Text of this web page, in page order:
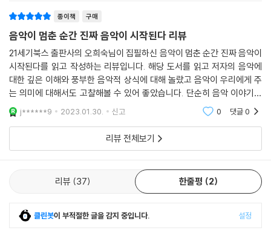
의미가 감각화되고 보이지 않는 것이 가시화되는 지점이며, 자신이 추구하
는 예술의 진정한 의미, 즉 진리로의 다가감이 실현되는 곳이다.
--- p.203
BTS의 '봄날'은 만날 수 없는 너에 대한 그리움을 서정적으로 노래한다. 공
식 뮤직비디오에 등장한 노란 리본을 건 놀이기구, 푸른 바다, 나무에 건 신
발, 아무도 없는 기차 안, 9시 35분을 가리키는 벽시계 등의 여러 장면 때
문인지 이 노래는 세월호 희생자를 기리거나 추모하는 것으로 해석되었다.
BTS는 “말하기 조심스러운 부분이 있다”라면서 “듣는 이의 생각과 관점
에 따라 다르게 보일 수 있기 때문에 감상하는 분들의 해석대로 남겨두고
복되는 서정적 선율은 분명 추모의 마음을 담고 있는 듯하다. BTS는 그동
안 노래와 춤을 통해 사회의 현실과 젊은 이들의 고민에 공감하고 위로와
함께 희망의 메시지를 전해왔는데, '봄날'에서는 세월호에 대한 마음이 노
래 깊숙한 곳에 담겨 있는 듯하다. BTS가 공감대를 폭넓게 형성하고 있는
이 책은 크게 세 부로 구성되어 있다. 1부에서는 드뷔시, 비탈리, 모차르트,
슈베르트, 파가니니 등의 작곡가의 곡들을 통해 모방미학과 감정미학, 또
음악적 시간성과 천재성에 대해 살펴본다. 2부에서는 말러와 슈트라우스,
쇤베르크의 곡들과 함께 그 속에 담긴 쇼펜하우어, 니체, 아도르노의 음악
철학을 심도깊게 다루고 있다. 마지막 3부에서는 BTS와 이날치 등 대중음
악이 사회를 어떻게 반영하고 있는지, 또 AI 작곡가의 곡을 통해 음악이 어
디까지 진보해왔는지 살펴본다. 또한 본문에 수록된 QR코드로 음악을 들
으며 책을 읽을 수 있어 음악적 감동과 철학적 사유가 동시에 확장되는 시
간이 될 것이다.
종이책 구매
음악이 멈춘 순간 진짜 음악이 시작된다 리뷰
21세기북스 출판사의 오희숙님이 집필하신 음악이 멈춘 순간 진짜 음악이
시작된다를 읽고 작성하는 리뷰입니다. 해당 도서를 읽고 저자의 음악에
대한 깊은 이해와 풍부한 음악적 상식에 대해 놀랐고 음악이 우리에게 주
는 의미에 대해서도 고찰해볼 수 있어 좋았습니다. 단순히 음악 이야기라
고 하기엔 철학적인 부분도 있고 여러 생각할 거리를 제공해주는 좋은 도
서입니다. 추천합니
j******9 2023.01.30. 신고 0 댓글0
리뷰 전체보기
리뷰 37 한줄평 2
클린봇이 부적절한 글을 감지 중입니다. 설정